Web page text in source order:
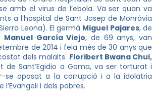
amb el virus de l’ebola. Va ser quan va
a l’hospital de Sant Josep de Monròvia
Leona). El germà Miguel Pajares, de
Manuel García Viejo, de 69 anys, van
de 2014 i feia més de 30 anys que
dels malalts. Floribert Bwana Chui,
de Sant’Egidio a Goma, va ser torturat i
se oposat a la corrupció i a la idolatria
i dels pobres.